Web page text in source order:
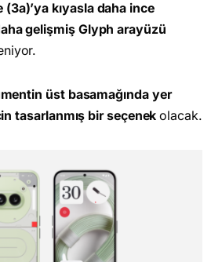
(3a)’ya kıyasla daha ince
gelişmiş Glyph arayüzü
üst basamağında yer
tasarlanmış bir seçenek olacak.